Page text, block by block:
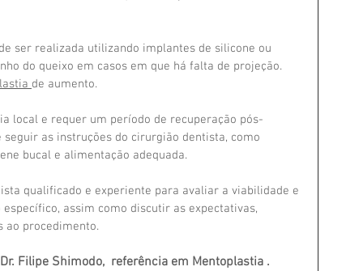
ser realizada utilizando implantes de silicone ou
do queixo em casos em que há falta de projeção.
de aumento.
local e requer um período de recuperação pós-
as instruções do cirurgião dentista, como
bucal e alimentação adequada.
qualificado e experiente para avaliar a viabilidade e
específico, assim como discutir as expectativas,
ao procedimento.
Filipe Shimodo,  referência em Mentoplastia .